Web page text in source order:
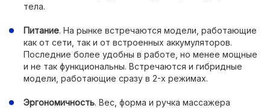
тела.
Питание. На рынке встречаются модели, работающие
как от сети, так и от встроенных аккумуляторов.
Последние более удобны в работе, но менее мощные
и не так функциональны. Встречаются и гибридные
модели, работающие сразу в 2-х режимах.
Эргономичность. Вес, форма и ручка массажера